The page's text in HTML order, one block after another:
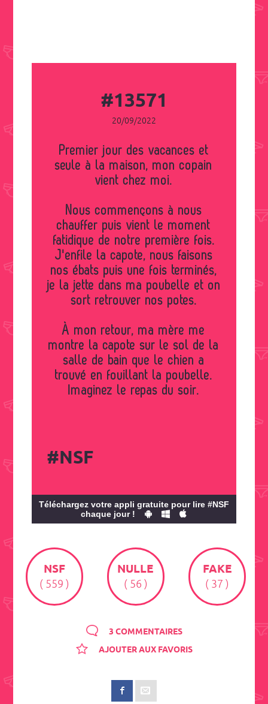
#13571
20/09/2022
Premier jour des vacances et
seule à la maison, mon copain
vient chez moi.
Nous commençons à nous
chauffer puis vient le moment
fatidique de notre première fois.
J'enfile la capote, nous faisons
nos ébats puis une fois terminés,
je la jette dans ma poubelle et on
sort retrouver nos potes.
À mon retour, ma mère me
montre la capote sur le sol de la
salle de bain que le chien a
trouvé en fouillant la poubelle.
Imaginez le repas du soir.
#NSF
Téléchargez votre appli gratuite pour lire #NSF
chaque jour !
NSF
( 559 )
NULLE
( 56 )
FAKE
( 37 )
3 COMMENTAIRES
AJOUTER AUX FAVORIS